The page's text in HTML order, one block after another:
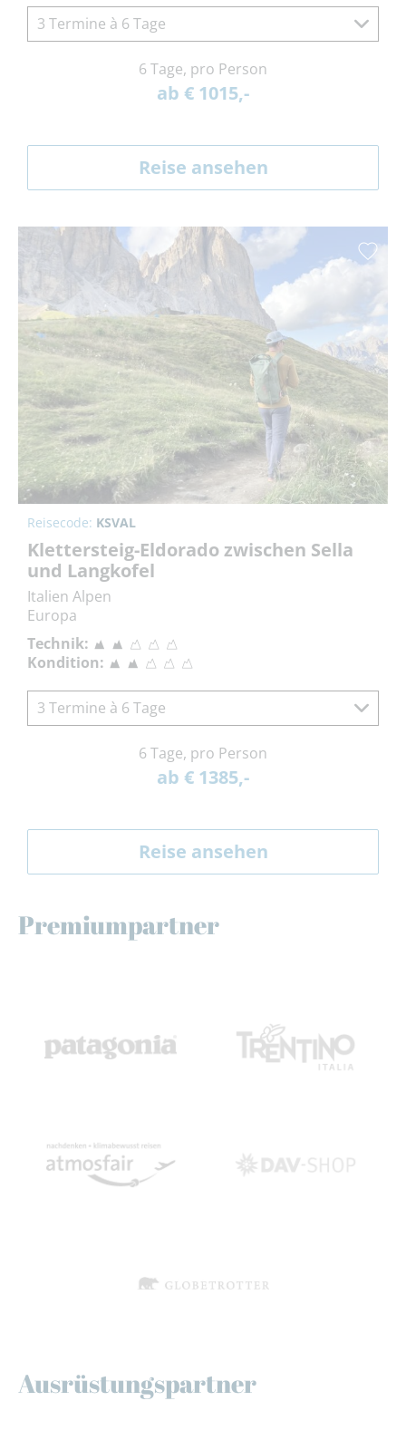
3 Termine à 6 Tage
6 Tage, pro Person
ab € 1015,-
Reise ansehen
Reisecode: KSVAL
Klettersteig-Eldorado zwischen Sella
und Langkofel
Italien Alpen
Europa
Technik:
Kondition:
3 Termine à 6 Tage
6 Tage, pro Person
ab € 1385,-
Reise ansehen
Premiumpartner
Ausrüstungspartner